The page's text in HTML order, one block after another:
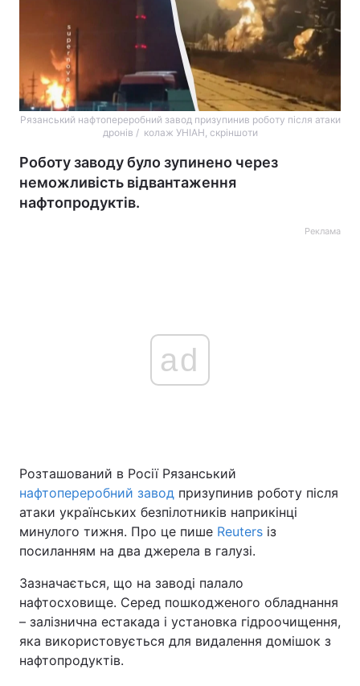
Україна Політика
Економіка Світ
Техно і зв'язок Лайт
Зброя Інциденти
Здоров'я
Рязанський нафтопереробний завод призупинив роботу після атаки
дронів / колаж УНІАН, скріншоти
Роботу заводу було зупинено через
неможливість відвантаження
нафтопродуктів.
Реклама
ad
Розташований в Росії Рязанський
нафтопереробний завод призупинив роботу після
атаки українських безпілотників наприкінці
минулого тижня. Про це пише Reuters із
посиланням на два джерела в галузі.
Зазначається, що на заводі палало
нафтосховище. Серед пошкодженого обладнання
– залізнична естакада і установка гідроочищення,
яка використовується для видалення домішок з
нафтопродуктів.